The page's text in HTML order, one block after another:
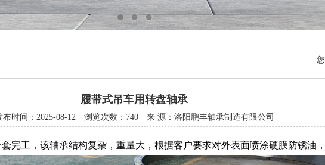
履带式吊车用转盘轴承
布时间：2025-08-12 浏览次数：740 来 源：洛阳鹏丰轴承制造有限公司
完工，该轴承结构复杂，重量大，根据客户要求对外表面喷涂硬膜防锈油